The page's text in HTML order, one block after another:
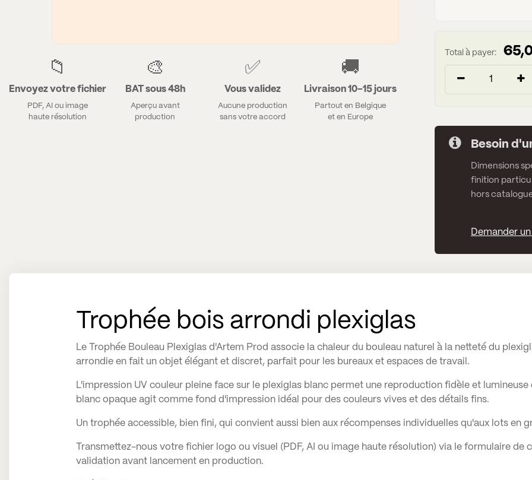
📁
Envoyez votre fichier
PDF, AI ou image
haute résolution
🎨
BAT sous 48h
Aperçu avant
production
✅
Vous validez
Aucune production
sans votre accord
🚚
Livraison 10–15 jours
Partout en Belgique
et en Europe
Total à payer:
Besoin
Dimensions
finition
hors
Demander
Trophée bois arrondi plexiglas
Le Trophée Bouleau Plexiglas d'Artem Prod associe la chaleur du bouleau naturel à la netteté du
arrondie en fait un objet élégant et discret, parfait pour les bureaux et espaces de travail.
L'impression UV couleur pleine face sur le plexiglas blanc permet une reproduction fidèle et
blanc opaque agit comme fond d'impression idéal pour des couleurs vives et des détails fins.
Un trophée accessible, bien fini, qui convient aussi bien aux récompenses individuelles qu'aux lots en
Transmettez-nous votre fichier logo ou visuel (PDF, AI ou image haute résolution) via le formulaire de
validation avant lancement en production.